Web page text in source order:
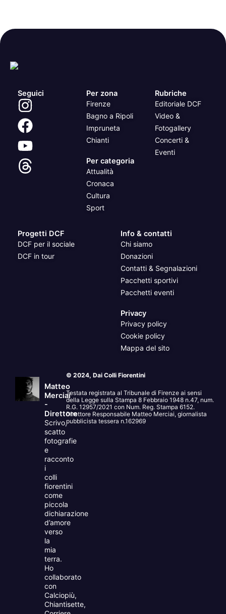
Seguici Per zona
Firenze
Bagno a Ripoli
Impruneta
Chianti
Per categoria
Attualità
Cronaca
Cultura
Sport
Rubriche
Editoriale DCF
Video &
Fotogallery
Concerti &
Eventi
Progetti DCF
DCF per il sociale
DCF in tour
Info & contatti
Chi siamo
Donazioni
Contatti & Segnalazioni
Pacchetti sportivi
Pacchetti eventi
Privacy
Privacy policy
Cookie policy
Mappa del sito
Matteo
Merciai
-
Direttore
Scrivo,
scatto
fotografie
e
racconto
i
colli
fiorentini
come
piccola
dichiarazione
d’amore
verso
la
mia
terra.
Ho
collaborato
con
Calciopiù,
Chiantisette,
© 2024, Dai Colli Fiorentini
Testata registrata al Tribunale di Firenze ai sensi
della Legge sulla Stampa 8 Febbraio 1948 n.47, num.
R.G. 12957/2021 con Num. Reg. Stampa 6152.
Direttore Responsabile Matteo Merciai, giornalista
pubblicista tessera n.162969